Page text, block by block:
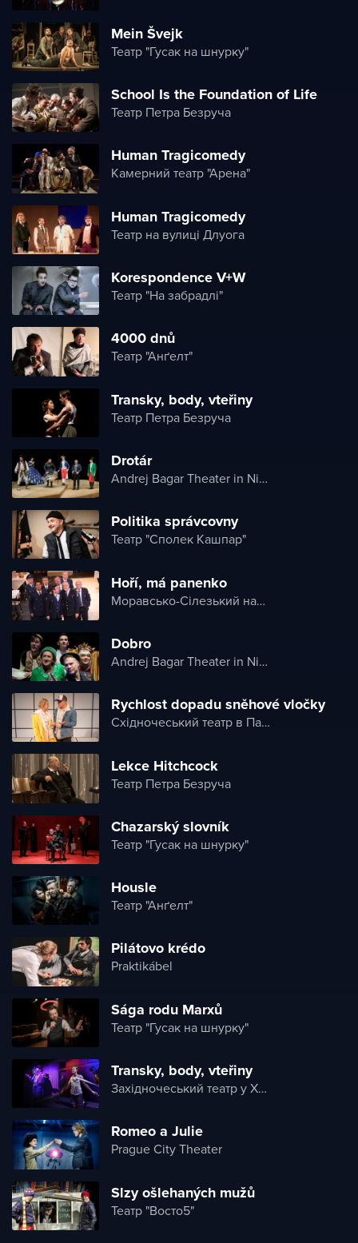
Mein Švejk
Театр "Гусак на шнурку"
School Is the Foundation of Life
Театр Петра Безруча
Human Tragicomedy
Камерний театр "Арена"
Human Tragicomedy
Театр на вулиці Длуога
Korespondence V+W
Театр "На забрадлі"
4000 dnů
Театр "Анґелт"
Transky, body, vteřiny
Театр Петра Безруча
Drotár
Andrej Bagar Theater in Nitra
Politika správcovny
Театр "Сполек Кашпар"
Hoří, má panenko
Моравсько-Сілезький національний театр
Dobro
Andrej Bagar Theater in Nitra
Rychlost dopadu sněhové vločky
Східночеський театр в Пардубице
Lekce Hitchcock
Театр Петра Безруча
Chazarský slovník
Театр "Гусак на шнурку"
Housle
Театр "Анґелт"
Pilátovo krédo
Praktikábel
Sága rodu Marxů
Театр "Гусак на шнурку"
Transky, body, vteřiny
Західночеський театр у Хебі
Romeo a Julie
Prague City Theater
Slzy ošlehaných mužů
Театр "Восто5"